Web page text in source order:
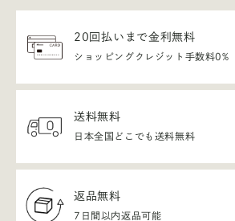
20回払いまで金利無料
ショッピングクレジット手数料0%
送料無料
日本全国どこでも送料無料
返品無料
7日間以内返品可能